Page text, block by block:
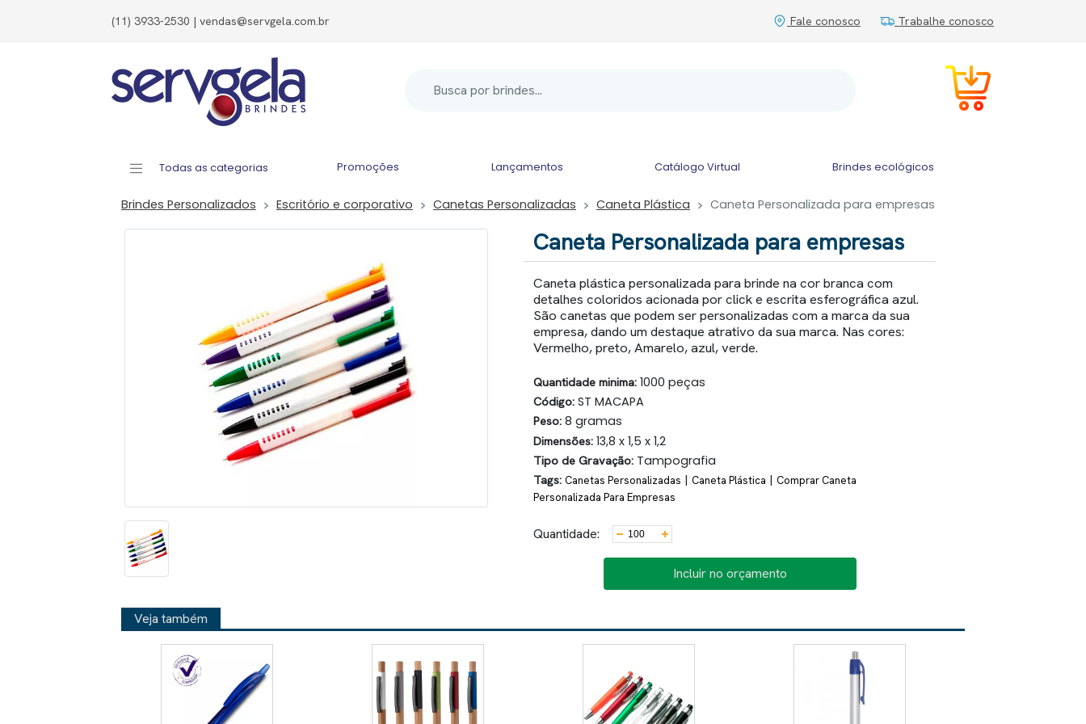
(11) 3933-2530 | vendas@servgela.com.br Fale conosco Trabalhe conosco
Todas as categorias Promoções Lançamentos Catálogo Virtual Brindes ecológicos
Brindes Personalizados Escritório e corporativo Canetas Personalizadas Caneta Plástica Caneta Personalizada para empresas
Caneta Personalizada para empresas
Caneta plástica personalizada para brinde na cor branca com
detalhes coloridos acionada por click e escrita esferográfica azul.
São canetas que podem ser personalizadas com a marca da sua
empresa, dando um destaque atrativo da sua marca. Nas cores:
Vermelho, preto, Amarelo, azul, verde.
Quantidade minima: 1000 peças
Código: ST MACAPA
Peso: 8 gramas
Dimensões: 13,8 x 1,5 x 1,2
Tipo de Gravação: Tampografia
Tags: Canetas Personalizadas | Caneta Plástica | Comprar Caneta
Personalizada Para Empresas
Quantidade:
Incluir no orçamento
Veja também